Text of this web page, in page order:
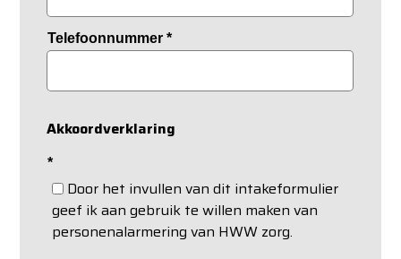
Telefoonnummer*
Akkoordverklaring
*
Door het invullen van dit intakeformulier
geef ik aan gebruik te willen maken van
personenalarmering van HWW zorg.